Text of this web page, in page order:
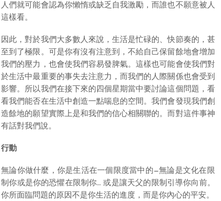
人們就可能會認為你懶惰或缺乏自我激勵，而誰也不願意被人
這樣看。
因此，對於我們大多數人來說，生活是忙碌的、快節奏的，甚
至到了極限。可是你有沒有注意到，不給自己保留餘地會增加
我們的壓力，也會使我們容易發脾氣。這樣也可能會使我們對
於生活中最重要的事失去注意力，而我們的人際關係也會受到
影響。所以我們在接下來的四個星期當中要討論這個問題，看
看我們能否在生活中創造一點喘息的空間。我們會發現我們創
造餘地的願望實際上是和我們的信心相關聯的。而對這件事神
有話對我們說。
行動
無論你做什麼，你是生活在一個限度當中的—無論是文化在限
制你或是你的恐懼在限制你… 或是讓天父的限制引導你向前。
你所面臨問題的原因不是你生活的進度，而是你內心的平安。